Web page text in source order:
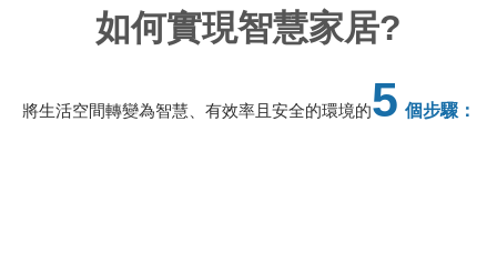
如何實現智慧家居?
將生活空間轉變為智慧、有效率且安全的環境的5 個步驟：